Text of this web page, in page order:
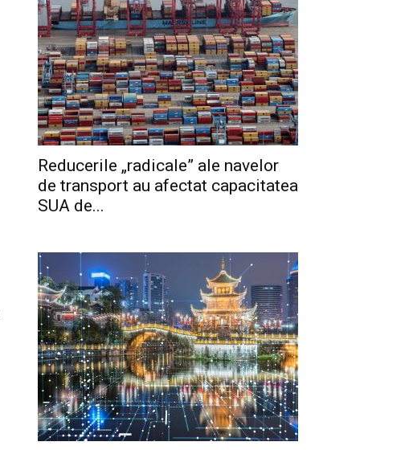
Reducerile „radicale” ale navelor
de transport au afectat capacitatea
SUA de...